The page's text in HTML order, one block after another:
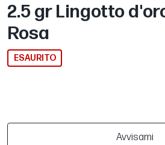
2.5 gr Lingotto
Rosa
ESAURITO
Avvisami